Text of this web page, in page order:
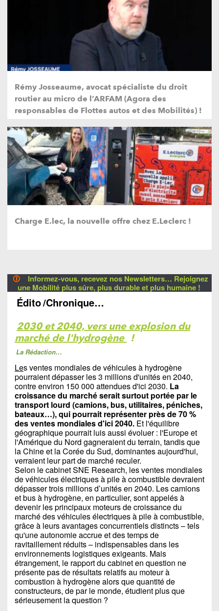
Rémy Josseaume, avocat spécialiste du droit
routier au micro de l’ARFAM (Agora des
responsables de Flottes autos et des Mobilités) !
Charge E.lec, la nouvelle offre chez E.Leclerc !
🛈
Informez-vous, recevez nos Newsletters… Rejoignez
une Mobilité plus sûre, plus durable et plus humaine !
Édito/Chronique…
2030 et 2040, vers une explosion du
marché de l'hydrogène !
La Rédaction…
Les ventes mondiales de véhicules à hydrogène
pourraient dépasser les 3 millions d'unités en 2040,
contre environ 150 000 attendues d'ici 2030. La
croissance du marché serait surtout portée par le
transport lourd (camions, bus, utilitaires, péniches,
bateaux…), qui pourrait représenter près de 70 %
des ventes mondiales d'ici 2040. Et l'équilibre
géographique pourrait luis aussi évoluer : l'Europe et
l'Amérique du Nord gagneraient du terrain, tandis que
la Chine et la Corée du Sud, dominantes aujourd'hui,
verraient leur part de marché reculer.
Selon le cabinet SNE Research, les ventes mondiales
de véhicules électriques à pile à combustible devraient
dépasser trois millions d’unités en 2040. Les camions
et bus à hydrogène, en particulier, sont appelés à
devenir les principaux moteurs de croissance du
marché des véhicules électriques à pile à combustible,
grâce à leurs avantages concurrentiels distincts – tels
qu'une autonomie accrue et des temps de
ravitaillement réduits – indispensables dans les
environnements logistiques exigeants. Mais
étrangement, le rapport du cabinet en question ne
présente pas de résultats relatifs au moteur à
combustion à hydrogène alors que quantité de
constructeurs, de par le monde, étudient plus que
sérieusement la question ?